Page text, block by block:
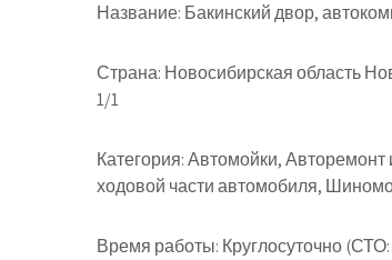
Название: Бакинский двор,
Страна: Новосибирская область
1/1
Категория:Автомойки, Авторемонт
ходовой части автомобиля,
Время работы: Круглосуточно (СТО: